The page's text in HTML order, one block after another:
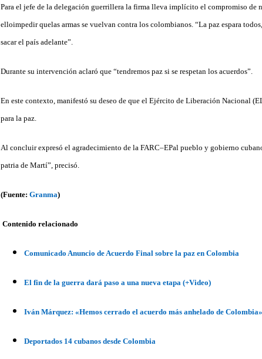
Para el jefe de la delegación guerrillera la firma lleva implícito el compromiso de
elloimpedir quelas armas se vuelvan contra los colombianos. “La paz espara
sacar el país adelante”.
Durante su intervención aclaró que “tendremos paz si se respetan los acuerdos”.
En este contexto, manifestó su deseo de que el Ejército de Liberación Nacional
para la paz.
Al concluir expresó el agradecimiento de la FARC–EPal pueblo y gobierno
patria de Martí”, precisó.
(Fuente: Granma)
Contenido relacionado
Comunicado Anuncio de Acuerdo Final sobre la paz en Colombia
El fin de la guerra dará paso a una nueva etapa (+Video)
Iván Márquez: «Hemos cerrado el acuerdo más anhelado de
Deportados 14 cubanos desde Colombia